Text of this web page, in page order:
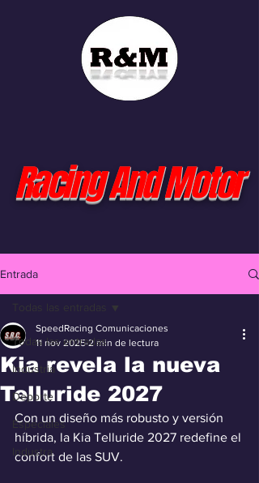
Racing And Motor
Entrada
Todas las entradas
Industria
Deporte
Especiales
Industra
Todas las entradas
Kia revela la nueva
Telluride 2027
SpeedRacing Comunicaciones
11 nov 2025 2 min de lectura
Con un diseño más robusto y versión
híbrida, la Kia Telluride 2027 redefine el
confort de las SUV.